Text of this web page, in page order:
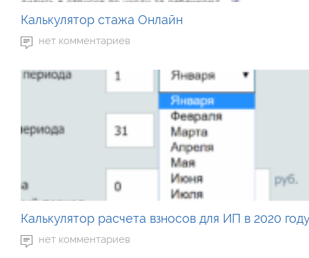
Калькулятор стажа Онлайн
нет комментариев
Калькулятор расчета взносов для ИП в 2020
нет комментариев